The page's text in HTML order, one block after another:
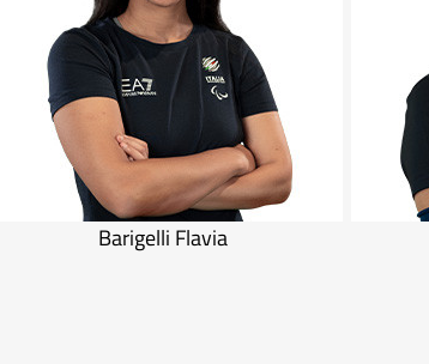
Barigelli Flavia